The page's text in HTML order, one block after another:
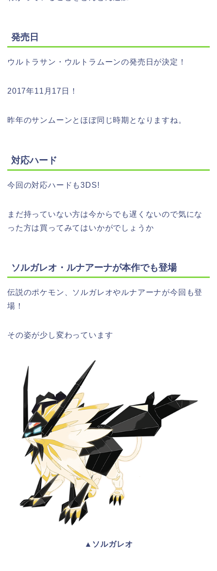
発売日
ウルトラサン・ウルトラムーンの発売日が決定！
2017年11月17日！
昨年のサンムーンとほぼ同じ時期となりますね。
対応ハード
今回の対応ハードも3DS!
まだ持っていない方は今からでも遅くないので気にな
った方は買ってみてはいかがでしょうか
ソルガレオ・ルナアーナが本作でも登場
伝説のポケモン、ソルガレオやルナアーナが今回も登
場！
その姿が少し変わっています
▲ソルガレオ